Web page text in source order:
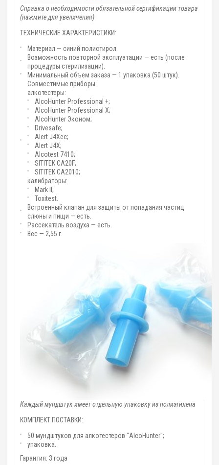
Справка о необходимости обязательной сертификации товара
(нажмите для увеличения)
ТЕХНИЧЕСКИЕ ХАРАКТЕРИСТИКИ:
Материал — синий полистирол.
Возможность повторной эксплуатации — есть (после
процедуры стерилизации).
Минимальный объем заказа — 1 упаковка (50 штук).
Совместимые приборы:
алкотестеры:
AlcoHunter Professional +;
AlcoHunter Professional X;
AlcoHunter Эконом;
Drivesafe;
Alert J4Xec;
Alert J4X;
Alcotest 7410;
SITITEK CA20F;
SITITEK CA2010;
калибраторы:
Mark II;
Toxitest.
Встроенный клапан для защиты от попадания частиц
слюны и пищи — есть.
Рассекатель воздуха — есть.
Вес — 2,55 г.
Каждый мундштук имеет отдельную упаковку из полиэтилена
КОМПЛЕКТ ПОСТАВКИ:
50 мундштуков для алкотестеров "AlcoHunter";
упаковка.
Гарантия: 3 года